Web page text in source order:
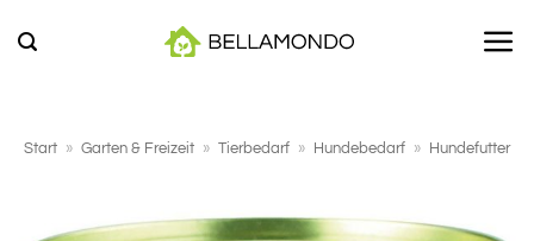
Inhalt
Start » Garten & Freizeit » Tierbedarf » Hundebedarf » Hundefutter